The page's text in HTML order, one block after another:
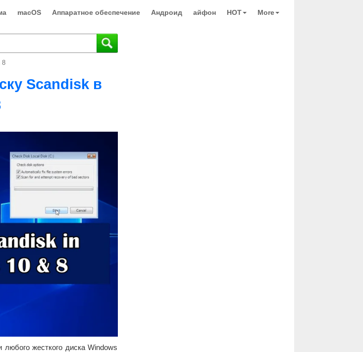
macOS Аппаратное обеспечение Андроид айфон HOT More
8
Scandisk в
жесткого диска Windows